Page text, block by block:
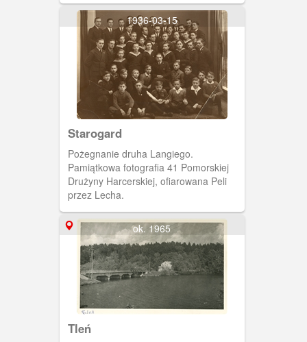
1936-03-15
Starogard
Pożegnanie druha Langiego.
Pamiątkowa fotografia 41 Pomorskiej
Drużyny Harcerskiej, ofiarowana Peli
przez Lecha.
ok. 1965
Tleń